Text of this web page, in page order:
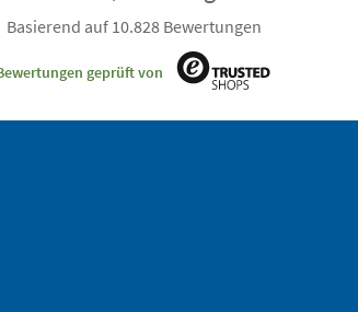
Basierend auf 10.828 Bewertungen
geprüft von